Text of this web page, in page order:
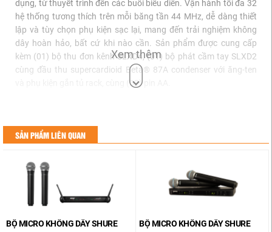
dụng, từ thuyết trình đến các buổi biểu diễn. Vận hành tối đa 32
hệ thống tương thích trên mỗi băng tần 44 MHz, dễ dàng thiết
lập và tùy chọn phụ kiện sạc lại, mang đến trải nghiệm không
dây hoàn hảo, bất cứ khi nào cần. Sản phẩm được cung cấp
kèm (01) bộ thu đơn kênh SLXD4, (01) bộ phát cầm tay SLXD2
cùng đầu thu supercardioid Beta® 87A condenser với ăng-ten
và phụ kiện gắn tủ rack, cùng (02) pin AA.
Xem thêm
SẢN PHẨM LIÊN QUAN
BỘ MICRO KHÔNG DÂY SHURE BỘ MICRO KHÔNG DÂY SHURE